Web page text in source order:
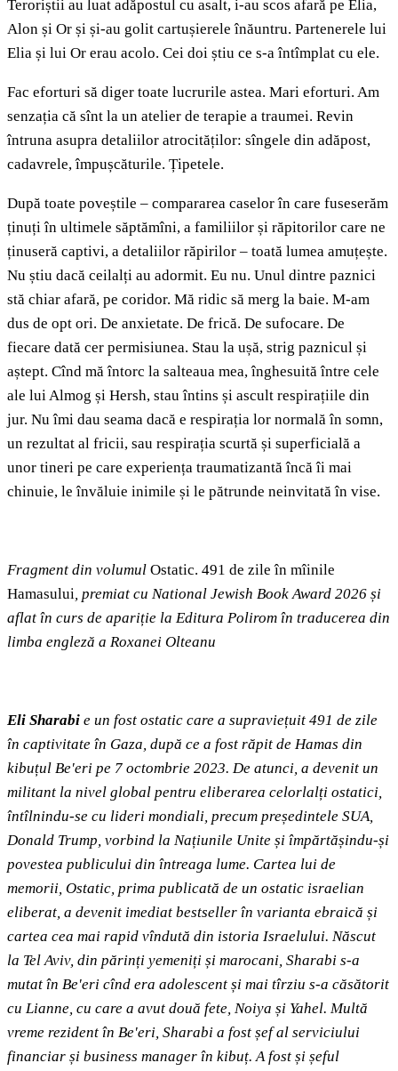
Teroriștii au luat adăpostul cu asalt, i-au scos afară pe Elia,
Alon și Or și și-au golit cartușierele înăuntru. Partenerele lui
Elia și lui Or erau acolo. Cei doi știu ce s-a întîmplat cu ele.
Fac eforturi să diger toate lucrurile astea. Mari eforturi. Am
senzația că sînt la un atelier de terapie a traumei. Revin
întruna asupra detaliilor atrocităților: sîngele din adăpost,
cadavrele, împușcăturile. Țipetele.
După toate poveștile – compararea caselor în care fuseserăm
ținuți în ultimele săptămîni, a familiilor și răpitorilor care ne
ținuseră captivi, a detaliilor răpirilor – toată lumea amuțește.
Nu știu dacă ceilalți au adormit. Eu nu. Unul dintre paznici
stă chiar afară, pe coridor. Mă ridic să merg la baie. M-am
dus de opt ori. De anxietate. De frică. De sufocare. De
fiecare dată cer permisiunea. Stau la ușă, strig paznicul și
aștept. Cînd mă întorc la salteaua mea, înghesuită între cele
ale lui Almog și Hersh, stau întins și ascult respirațiile din
jur. Nu îmi dau seama dacă e respirația lor normală în somn,
un rezultat al fricii, sau respirația scurtă și superficială a
unor tineri pe care experiența traumatizantă încă îi mai
chinuie, le învăluie inimile și le pătrunde neinvitată în vise.
Fragment din volumul Ostatic. 491 de zile în mîinile
Hamasului, premiat cu National Jewish Book Award 2026 și
aflat în curs de apariție la Editura Polirom în traducerea din
limba engleză a Roxanei Olteanu
Eli Sharabi e un fost ostatic care a supraviețuit 491 de zile
în captivitate în Gaza, după ce a fost răpit de Hamas din
kibuțul Be'eri pe 7 octombrie 2023. De atunci, a devenit un
militant la nivel global pentru eliberarea celorlalți ostatici,
întîlnindu-se cu lideri mondiali, precum președintele SUA,
Donald Trump, vorbind la Națiunile Unite și împărtășindu-și
povestea publicului din întreaga lume. Cartea lui de
memorii, Ostatic, prima publicată de un ostatic israelian
eliberat, a devenit imediat bestseller în varianta ebraică și
cartea cea mai rapid vîndută din istoria Israelului. Născut
la Tel Aviv, din părinți yemeniți și marocani, Sharabi s-a
mutat în Be'eri cînd era adolescent și mai tîrziu s-a căsătorit
cu Lianne, cu care a avut două fete, Noiya și Yahel. Multă
vreme rezident în Be'eri, Sharabi a fost șef al serviciului
financiar și business manager în kibuț. A fost și șeful